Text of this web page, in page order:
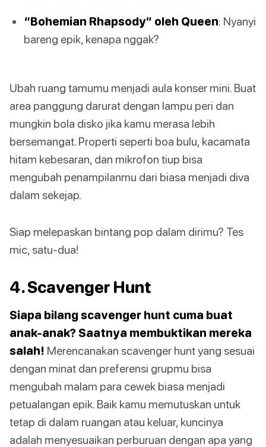
“Bohemian Rhapsody” oleh Queen: Nyanyi
bareng epik, kenapa nggak?
Ubah ruang tamumu menjadi aula konser mini. Buat
area panggung darurat dengan lampu peri dan
mungkin bola disko jika kamu merasa lebih
bersemangat. Properti seperti boa bulu, kacamata
hitam kebesaran, dan mikrofon tiup bisa
mengubah penampilanmu dari biasa menjadi diva
dalam sekejap.
Siap melepaskan bintang pop dalam dirimu? Tes
mic, satu-dua!
4. Scavenger Hunt
Siapa bilang scavenger hunt cuma buat
anak-anak? Saatnya membuktikan mereka
salah! Merencanakan scavenger hunt yang sesuai
dengan minat dan preferensi grupmu bisa
mengubah malam para cewek biasa menjadi
petualangan epik. Baik kamu memutuskan untuk
tetap di dalam ruangan atau keluar, kuncinya
adalah menyesuaikan perburuan dengan apa yang